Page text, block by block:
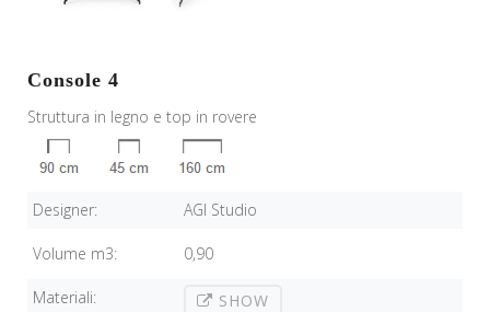
Console 4
Struttura in legno e top in rovere
Designer: AGI Studio
Volume m3: 0,90
Materiali: SHOW